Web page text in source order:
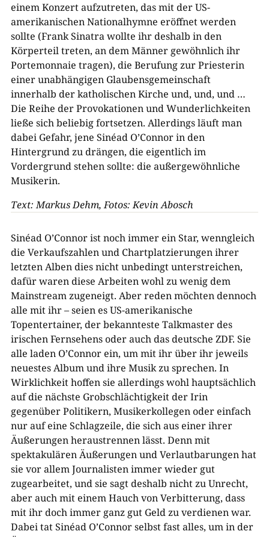
einem Konzert aufzutreten, das mit der US-
amerikanischen Nationalhymne eröffnet werden
sollte (Frank Sinatra wollte ihr deshalb in den
Körperteil treten, an dem Männer gewöhnlich ihr
Portemonnaie tragen), die Berufung zur Priesterin
einer unabhängigen Glaubensgemeinschaft
innerhalb der katholischen Kirche und, und, und …
Die Reihe der Provokationen und Wunderlichkeiten
ließe sich beliebig fortsetzen. Allerdings läuft man
dabei Gefahr, jene Sinéad O’Connor in den
Hintergrund zu drängen, die eigentlich im
Vordergrund stehen sollte: die außergewöhnliche
Musikerin.
Text: Markus Dehm, Fotos: Kevin Abosch
Sinéad O’Connor ist noch immer ein Star, wenngleich
die Verkaufszahlen und Chartplatzierungen ihrer
letzten Alben dies nicht unbedingt unterstreichen,
dafür waren diese Arbeiten wohl zu wenig dem
Mainstream zugeneigt. Aber reden möchten dennoch
alle mit ihr – seien es US-amerikanische
Topentertainer, der bekannteste Talkmaster des
irischen Fernsehens oder auch das deutsche ZDF. Sie
alle laden O’Connor ein, um mit ihr über ihr jeweils
neuestes Album und ihre Musik zu sprechen. In
Wirklichkeit hoffen sie allerdings wohl hauptsächlich
auf die nächste Grobschlächtigkeit der Irin
gegenüber Politikern, Musikerkollegen oder einfach
nur auf eine Schlagzeile, die sich aus einer ihrer
Äußerungen heraustrennen lässt. Denn mit
spektakulären Äußerungen und Verlautbarungen hat
sie vor allem Journalisten immer wieder gut
zugearbeitet, und sie sagt deshalb nicht zu Unrecht,
aber auch mit einem Hauch von Verbitterung, dass
mit ihr doch immer ganz gut Geld zu verdienen war.
Dabei tat Sinéad O’Connor selbst fast alles, um in der